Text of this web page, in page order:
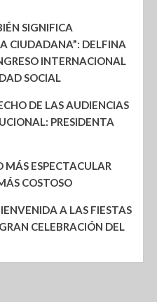
SIGNIFICA
CIUDADANA”: DELFINA
INTERNACIONAL
SOCIAL
DE LAS AUDIENCIAS
PRESIDENTA
ESPECTACULAR
COSTOSO
A LAS FIESTAS
CELEBRACIÓN DEL